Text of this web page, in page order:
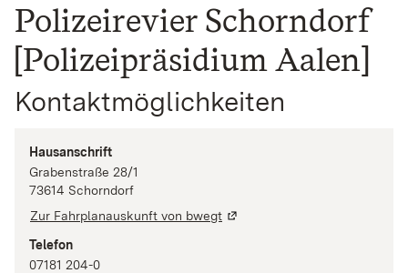
Polizeirevier Schorndorf
[Polizeipräsidium Aalen]
Kontaktmöglichkeiten
Hausanschrift
Grabenstraße 28/1
73614 Schorndorf
Zur Fahrplanauskunft von bwegt
Telefon
07181 204-0